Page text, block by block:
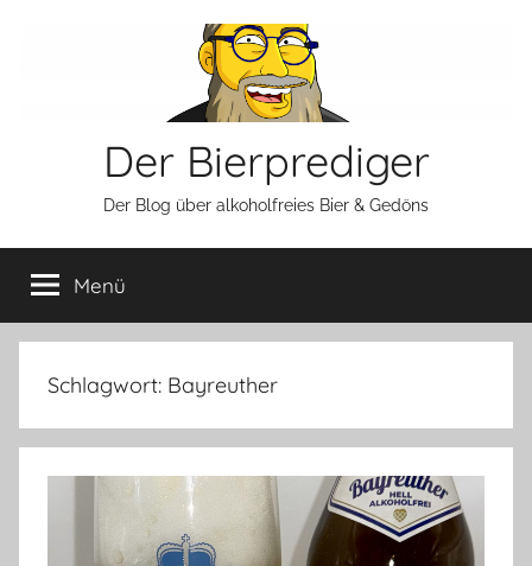
Der Bierprediger
Der Blog über alkoholfreies Bier & Gedöns
Menü
Schlagwort: Bayreuther